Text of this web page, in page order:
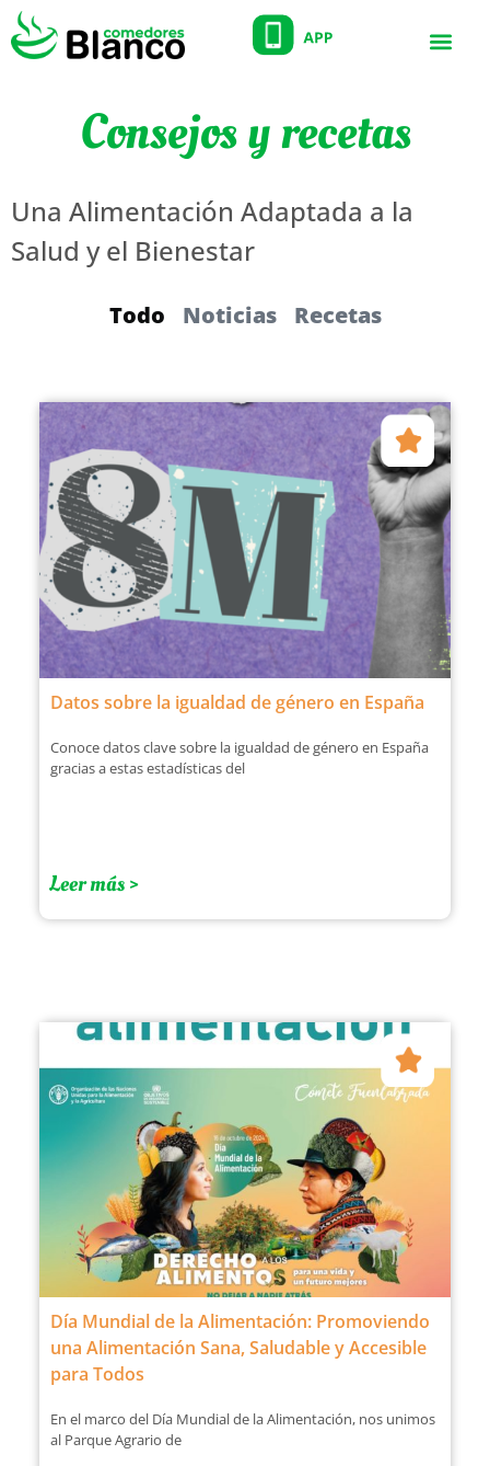
Consejos y recetas
Una Alimentación Adaptada a la
Salud y el Bienestar
Noticias Recetas
Todo
Datos sobre la igualdad de género en España
Conoce datos clave sobre la igualdad de género en España
gracias a estas estadísticas del
Leer más >
Día Mundial de la Alimentación: Promoviendo
una Alimentación Sana, Saludable y Accesible
para Todos
En el marco del Día Mundial de la Alimentación, nos unimos
al Parque Agrario de